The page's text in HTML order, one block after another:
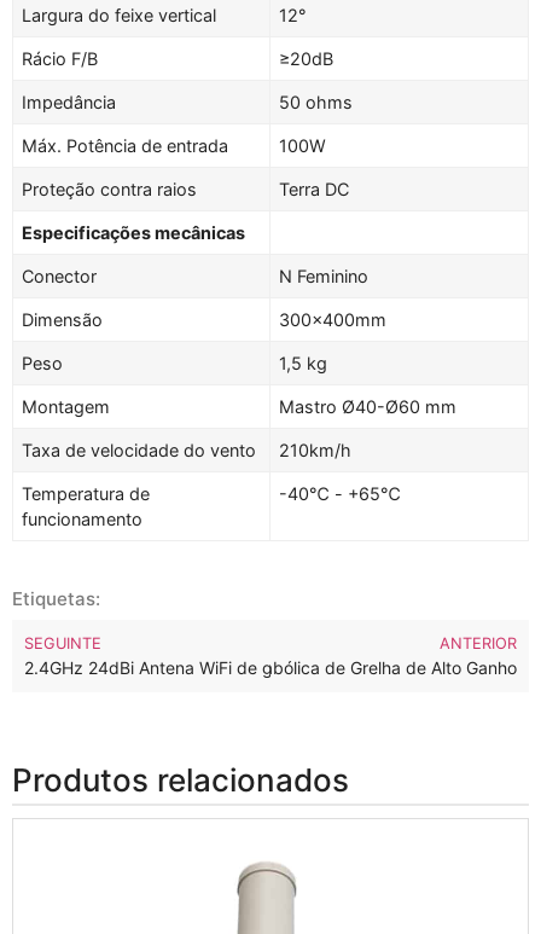
Largura do feixe vertical 12°
Rácio F/B ≥20dB
Impedância 50 ohms
Máx. Potência de entrada 100W
Proteção contra raios Terra DC
Especificações mecânicas
Conector N Feminino
Dimensão 300×400mm
Peso 1,5 kg
Montagem Mastro Ø40-Ø60 mm
Taxa de velocidade do vento 210km/h
Temperatura de
funcionamento
-40℃ - +65℃
Etiquetas:
ANTERIOR
5.8GHz 26dBi Antena WiFi Parabólica de Grelha de Alto Ganho
SEGUINTE
2.4GHz 24dBi Antena WiFi de grade parabólica de alto ganho
Produtos relacionados